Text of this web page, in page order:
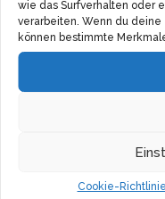
wie das Surfverhalten oder
verarbeiten. Wenn du
können bestimmte
Cookie-Richtlinie
Eine Packung enthält
perfekte Menge für
Küche ist. Noch
praktischen
geliefert wird, damit